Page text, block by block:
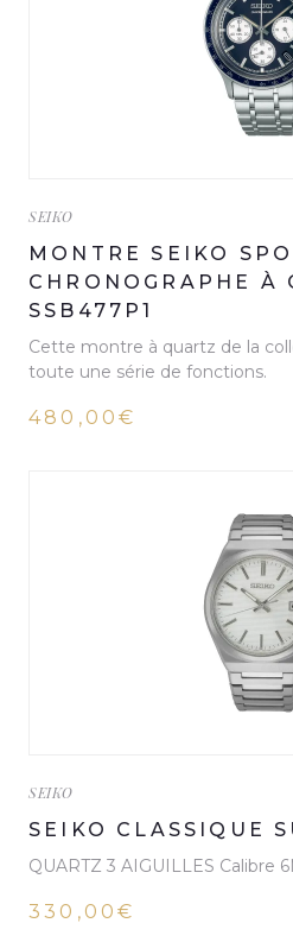
SEIKO
MONTRE SEIKO
CHRONOGRAPHE À
SSB477P1
Cette montre à quartz de la
toute une série de fonctions.
480,00€
SEIKO
SEIKO CLASSIQUE
QUARTZ 3 AIGUILLES Calibre
330,00€